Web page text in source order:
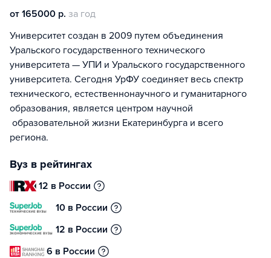
от 165000 р. за год
Университет создан в 2009 путем объединения
Уральского государственного технического
университета — УПИ и Уральского государственного
университета. Сегодня УрФУ соединяет весь спектр
технического, естественнонаучного и гуманитарного
образования, является центром научной
образовательной жизни Екатеринбурга и всего
региона.
Вуз в рейтингах
12 в России
10 в России
12 в России
6 в России